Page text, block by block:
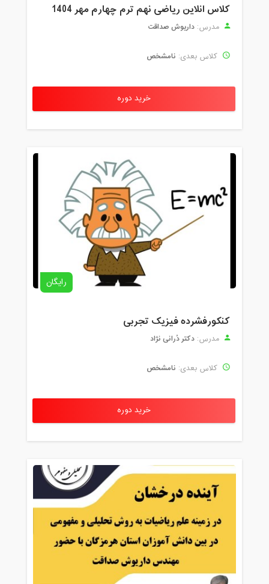
کلاس انلاین ریاضی نهم ترم چهارم مهر 1404
مدرس: داریوش صداقت
کلاس بعدی: نامشخص
خرید دوره
رایگان
کنکورفشرده فیزیک تجربی
مدرس: دکتر دُرانی نژاد
کلاس بعدی: نامشخص
خرید دوره